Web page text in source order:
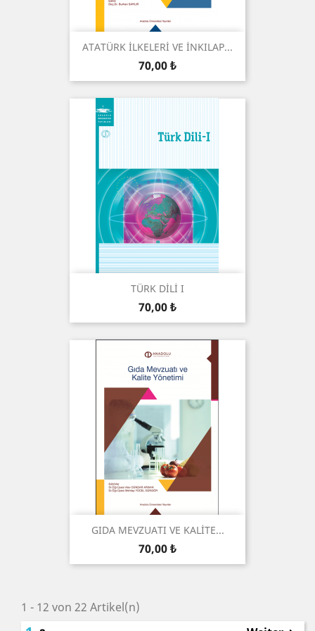
ATATÜRK İLKELERİ VE İNKILAP...
Preis
70,00 ₺
TÜRK DİLİ I
Preis
70,00 ₺
GIDA MEVZUATI VE KALİTE...
Preis
70,00 ₺
1 - 12 von 22 Artikel(n)